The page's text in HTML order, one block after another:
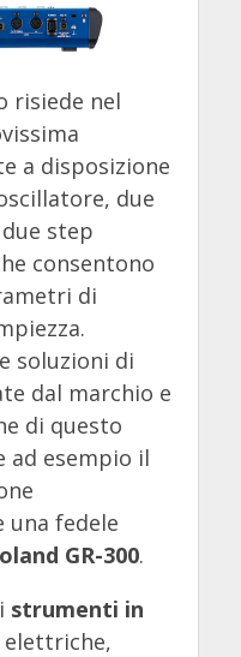
risiede nel
a disposizione
due
step
consentono
di
soluzioni di
dal marchio e
di questo
ad esempio il
una fedele
GR-300.
strumenti in